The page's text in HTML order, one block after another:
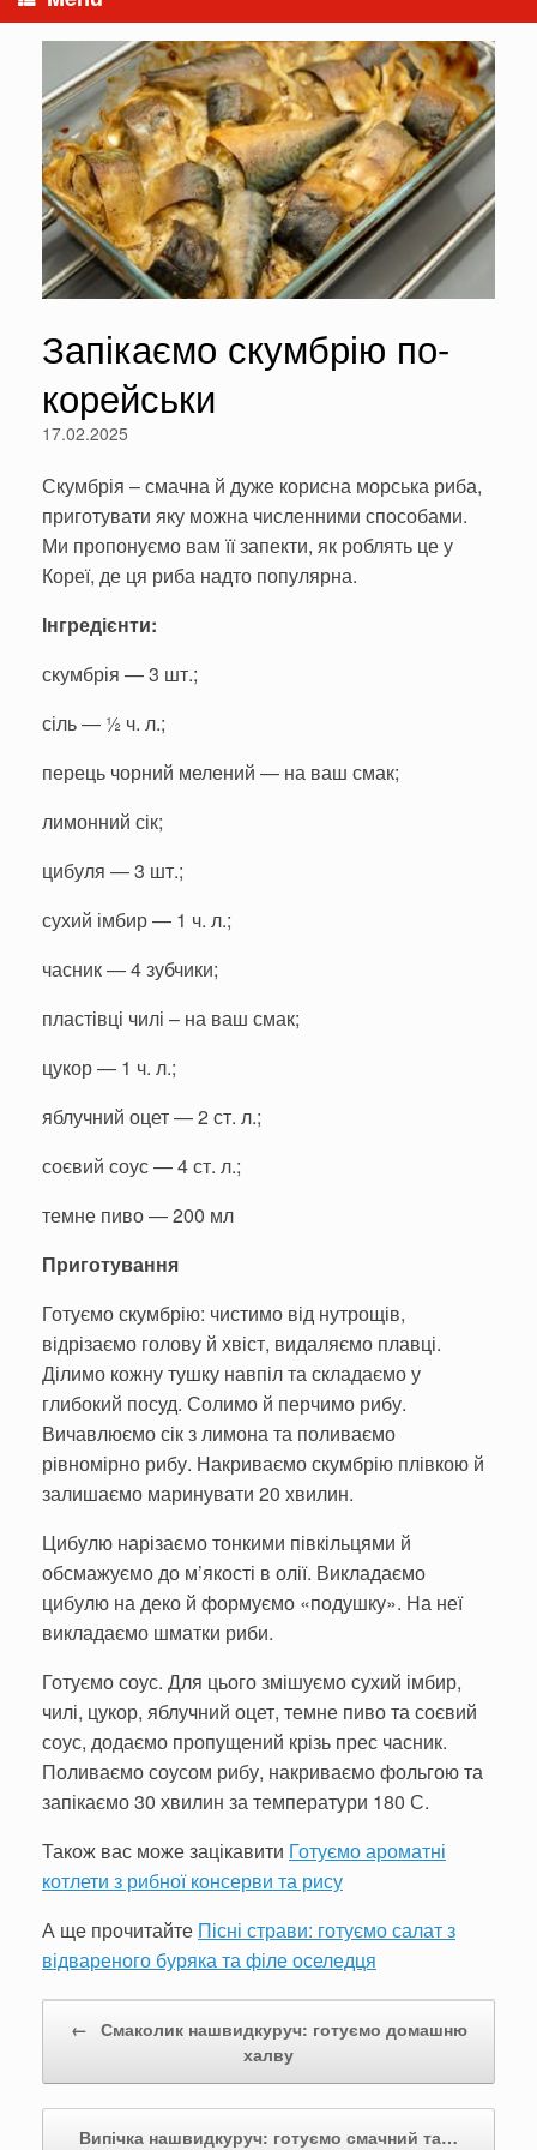
Запікаємо скумбрію по-
корейськи
17.02.2025
Скумбрія – смачна й дуже корисна морська риба,
приготувати яку можна численними способами.
Ми пропонуємо вам її запекти, як роблять це у
Кореї, де ця риба надто популярна.
Інгредієнти:
скумбрія — 3 шт.;
сіль — ½ ч. л.;
перець чорний мелений — на ваш смак;
лимонний сік;
цибуля — 3 шт.;
сухий імбир — 1 ч. л.;
часник — 4 зубчики;
пластівці чилі – на ваш смак;
цукор — 1 ч. л.;
яблучний оцет — 2 ст. л.;
соєвий соус — 4 ст. л.;
темне пиво — 200 мл
Приготування
Готуємо скумбрію: чистимо від нутрощів,
відрізаємо голову й хвіст, видаляємо плавці.
Ділимо кожну тушку навпіл та складаємо у
глибокий посуд. Солимо й перчимо рибу.
Вичавлюємо сік з лимона та поливаємо
рівномірно рибу. Накриваємо скумбрію плівкою й
залишаємо маринувати 20 хвилин.
Цибулю нарізаємо тонкими півкільцями й
обсмажуємо до м’якості в олії. Викладаємо
цибулю на деко й формуємо «подушку». На неї
викладаємо шматки риби.
Готуємо соус. Для цього змішуємо сухий імбир,
чилі, цукор, яблучний оцет, темне пиво та соєвий
соус, додаємо пропущений крізь прес часник.
Поливаємо соусом рибу, накриваємо фольгою та
запікаємо 30 хвилин за температури 180 С.
Також вас може зацікавити Готуємо ароматні
котлети з рибної консерви та рису
А ще прочитайте Пісні страви: готуємо салат з
відвареного буряка та філе оселедця
← Смаколик нашвидкуруч: готуємо домашню
халву
Випічка нашвидкуруч: готуємо смачний та…